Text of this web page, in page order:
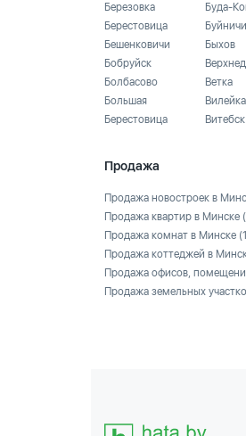
Березовка
Берестовица
Бешенковичи
Бобруйск
Болбасово
Большая
Берестовица
Буда-
Буйничи
Быхов
Ветка
Вилейка
Витебск
Продажа
Продажа новостроек в
Продажа квартир в Минске
Продажа комнат в Минске
Продажа коттеджей в
Продажа офисов,
Продажа земельных